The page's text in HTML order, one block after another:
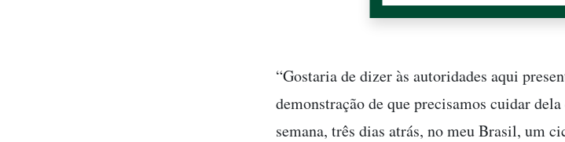
“Gostaria de dizer às autoridades aqui
demonstração de que precisamos cuidar
semana, três dias atrás, no meu Brasil, um